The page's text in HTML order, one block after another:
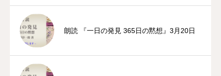
朗読 『一日の発見 365日の黙想』3月20日